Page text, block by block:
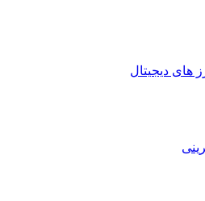
های دیجیتال